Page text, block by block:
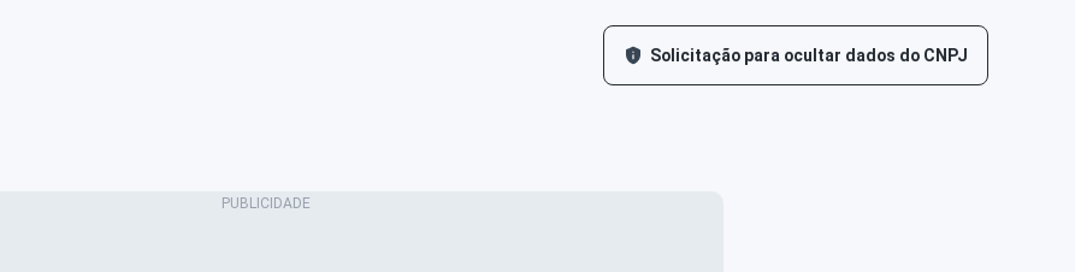
Solicitação para ocultar dados do CNPJ